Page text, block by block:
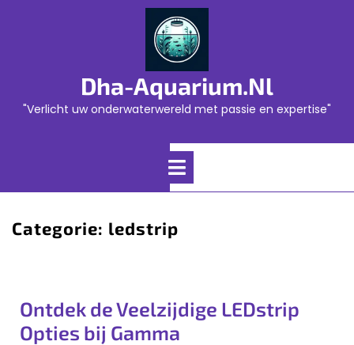
Dha-Aquarium.nl
"Verlicht uw onderwaterwereld met passie en expertise"
Open
Categorie: ledstrip
Ontdek de Veelzijdige LEDstrip
Opties bij Gamma